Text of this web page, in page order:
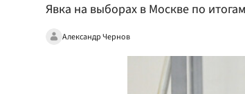
Явка на выборах в Москве по
Александр Чернов